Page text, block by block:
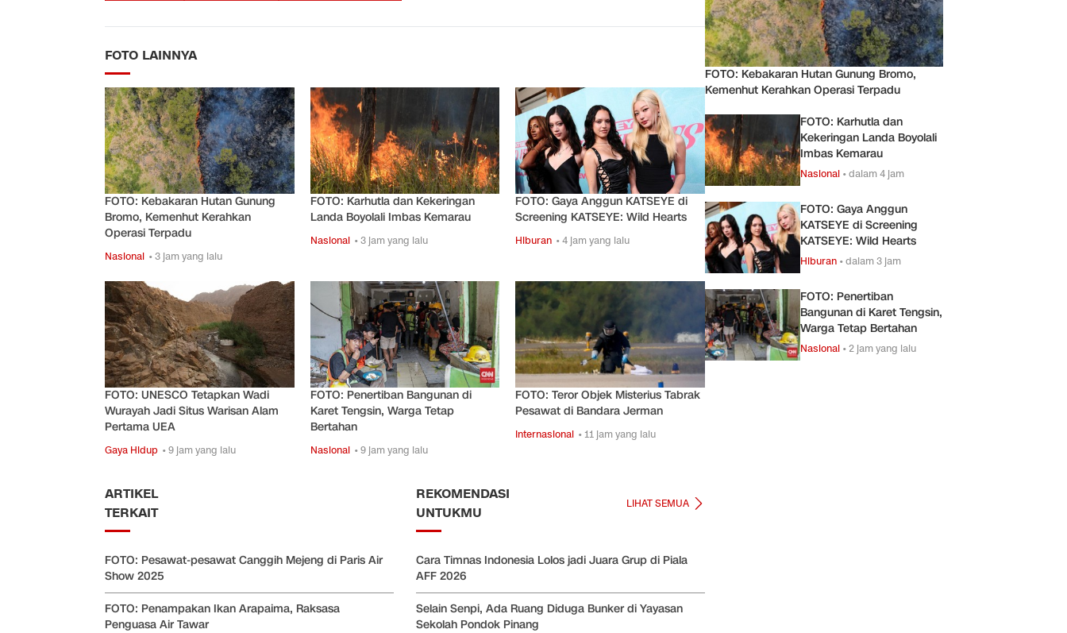
FOTO LAINNYA
FOTO: Kebakaran Hutan Gunung
Bromo, Kemenhut Kerahkan
Operasi Terpadu
Nasional • 3 jam yang lalu
FOTO: Karhutla dan Kekeringan
Landa Boyolali Imbas Kemarau
Nasional • 3 jam yang lalu
FOTO: Gaya Anggun KATSEYE di
Screening KATSEYE: Wild Hearts
Hiburan • 4 jam yang lalu
FOTO: UNESCO Tetapkan Wadi
Wurayah Jadi Situs Warisan Alam
Pertama UEA
Gaya Hidup • 9 jam yang lalu
FOTO: Penertiban Bangunan di
Karet Tengsin, Warga Tetap
Bertahan
Nasional • 9 jam yang lalu
FOTO: Teror Objek Misterius Tabrak
Pesawat di Bandara Jerman
Internasional • 11 jam yang lalu
ARTIKEL
TERKAIT
FOTO: Pesawat-pesawat Canggih Mejeng di Paris Air
Show 2025
FOTO: Penampakan Ikan Arapaima, Raksasa
Penguasa Air Tawar
REKOMENDASI
UNTUKMU
LIHAT SEMUA
Cara Timnas Indonesia Lolos jadi Juara Grup di Piala
AFF 2026
Selain Senpi, Ada Ruang Diduga Bunker di Yayasan
Sekolah Pondok Pinang
FOTO: Kebakaran Hutan Gunung Bromo,
Kemenhut Kerahkan Operasi Terpadu
FOTO: Karhutla dan
Kekeringan Landa Boyolali
Imbas Kemarau
Nasional •dalam 4 jam
FOTO: Gaya Anggun
KATSEYE di Screening
KATSEYE: Wild Hearts
Hiburan •dalam 3 jam
FOTO: Penertiban
Bangunan di Karet Tengsin,
Warga Tetap Bertahan
Nasional •2 jam yang lalu